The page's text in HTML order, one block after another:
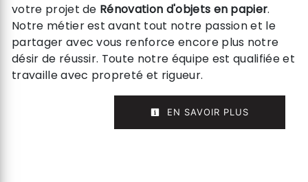
votre projet de Rénovation d'objets en papier.
Notre métier est avant tout notre passion et le
partager avec vous renforce encore plus notre
désir de réussir. Toute notre équipe est qualifiée et
travaille avec propreté et rigueur.
EN SAVOIR PLUS